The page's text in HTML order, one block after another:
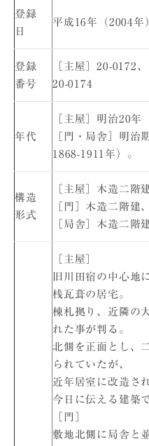
登録
日
平成16年（2004年
登録
番号
［主屋］20-0172
20-0174
年代
［主屋］明治20年
［門・局舎］明治
1868-1911年）。
構造
形式
［主屋］木造二階
［門］木造二階建
［局舎］木造二階
［主屋］
旧川田宿の中心地
桟瓦葺の居宅。
棟札拠り、近隣の
れた事が判る。
北側を正面とし、
られていたが、
近年居室に改造さ
今日に伝える建築
［門］
敷地北側に局舎と